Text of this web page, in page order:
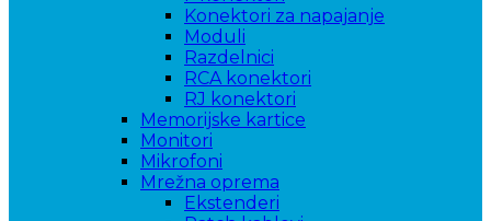
Konektori za napajanje
Moduli
Razdelnici
RCA konektori
RJ konektori
Memorijske kartice
Monitori
Mikrofoni
Mrežna oprema
Ekstenderi